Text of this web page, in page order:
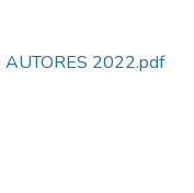
2022.pdf